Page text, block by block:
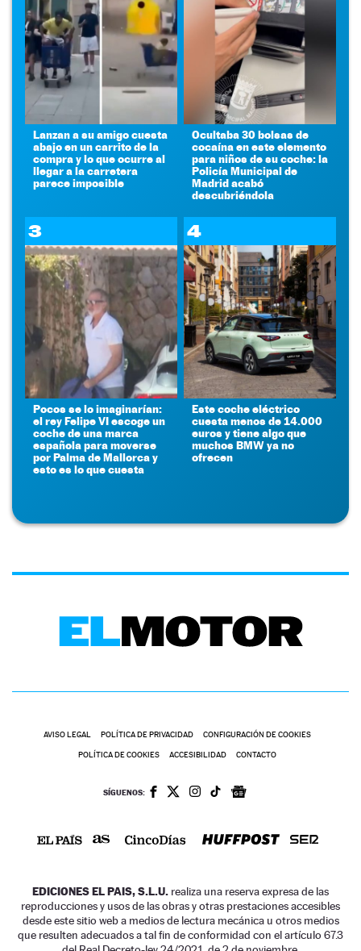
Lanzan a su amigo cuesta
abajo en un carrito de la
compra y lo que ocurre al
llegar a la carretera
parece imposible
Ocultaba 30 bolsas de
cocaína en este elemento
para niños de su coche: la
Policía Municipal de
Madrid acabó
descubriéndola
3
Pocos se lo imaginarían:
el rey Felipe VI escoge un
coche de una marca
española para moverse
por Palma de Mallorca y
esto es lo que cuesta
4
Este coche eléctrico
cuesta menos de 14.000
euros y tiene algo que
muchos BMW ya no
ofrecen
AVISO LEGAL POLÍTICA DE PRIVACIDAD CONFIGURACIÓN DE COOKIES
POLÍTICA DE COOKIES ACCESIBILIDAD CONTACTO
SÍGUENOS:
EDICIONES EL PAIS, S.L.U. realiza una reserva expresa de las
reproducciones y usos de las obras y otras prestaciones accesibles
desde este sitio web a medios de lectura mecánica u otros medios
que resulten adecuados a tal fin de conformidad con el artículo 67.3